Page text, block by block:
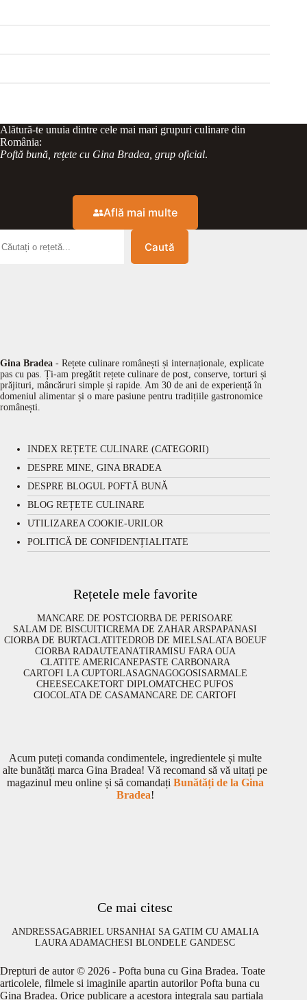
Alătură-te unuia dintre cele mai mari grupuri culinare din
România:
Poftă bună, rețete cu Gina Bradea, grup oficial.
Află mai multe
Caută
Gina Bradea - Rețete culinare românești și internaționale, explicate
pas cu pas. Ți-am pregătit rețete culinare de post, conserve, torturi și
prăjituri, mâncăruri simple și rapide. Am 30 de ani de experiență în
domeniul alimentar și o mare pasiune pentru tradițiile gastronomice
românești.
INDEX REȚETE CULINARE (CATEGORII)
DESPRE MINE, GINA BRADEA
DESPRE BLOGUL POFTĂ BUNĂ
BLOG REȚETE CULINARE
UTILIZAREA COOKIE-URILOR
POLITICĂ DE CONFIDENȚIALITATE
Rețetele mele favorite
MANCARE DE POSTCIORBA DE PERISOARE
SALAM DE BISCUITICREMA DE ZAHAR ARSPAPANASI
CIORBA DE BURTACLATITEDROB DE MIELSALATA BOEUF
CIORBA RADAUTEANATIRAMISU FARA OUA
CLATITE AMERICANEPASTE CARBONARA
CARTOFI LA CUPTORLASAGNAGOGOSISARMALE
CHEESECAKETORT DIPLOMATCHEC PUFOS
CIOCOLATA DE CASAMANCARE DE CARTOFI
Acum puteți comanda condimentele, ingredientele și multe
alte bunătăți marca Gina Bradea! Vă recomand să vă uitați pe
magazinul meu online și să comandați Bunătăți de la Gina
Bradea!
Ce mai citesc
ANDRESSAGABRIEL URSANHAI SA GATIM CU AMALIA
LAURA ADAMACHESI BLONDELE GANDESC
Drepturi de autor © 2026 - Pofta buna cu Gina Bradea. Toate
articolele, filmele si imaginile apartin autorilor Pofta buna cu
Gina Bradea. Orice publicare a acestora integrala sau partiala